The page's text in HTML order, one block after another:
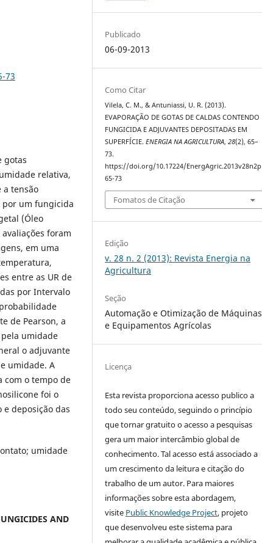
73
gotas
relativa,
a tensão
por um fungicida
(Óleo
foram
em uma
entre as UR de
por Intervalo
de Pearson, a
umidade
o adjuvante
umidade. A
com o tempo de
foi o
deposição das
umidade
AND
Publicado
06-09-2013
Como Citar
Vilela, C. M., & Antuniassi, U. R. (2013).
EVAPORAÇÃO DE GOTAS DE CALDAS CONTENDO
FUNGICIDA E ADJUVANTES DEPOSITADAS EM
SUPERFÍCIE.ENERGIA NA AGRICULTURA,28(2), 65–
73.
https://doi.org/10.17224/EnergAgric.2013v28n2p
65-73
Fomatos de Citação
Edição
v. 28 n. 2 (2013): Revista Energia na
Agricultura
Seção
Automação e Otimização de Máquinas
e Equipamentos Agrícolas
Licença
Esta revista proporciona acesso publico a
todo seu conteúdo, seguindo o princípio
que tornar gratuito o acesso a pesquisas
gera um maior intercâmbio global de
conhecimento. Tal acesso está associado a
um crescimento da leitura e citação do
trabalho de um autor. Para maiores
informações sobre esta abordagem,
visite Public Knowledge Project, projeto
que desenvolveu este sistema para